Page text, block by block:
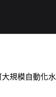
規模自動